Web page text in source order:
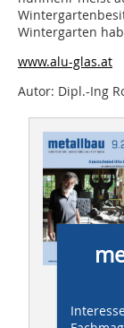
Wintergarten
www.alu-glas.at
Autor: Dipl.-Ing